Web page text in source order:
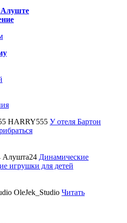
Алуште
HARRY555 У отеля Бартон
Алушта24 Динамические
игрушки для детей
OleJek_Studio Читать